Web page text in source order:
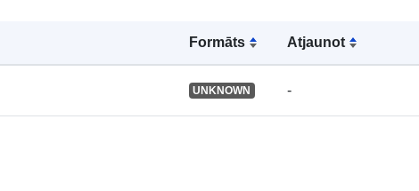
Formāts Atjaunot
UNKNOWN -